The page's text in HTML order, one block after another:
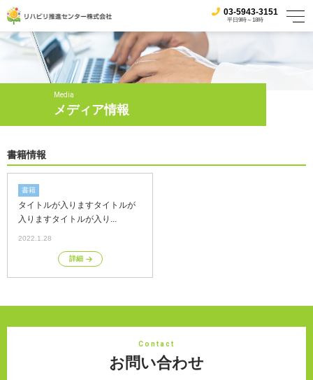
03-5943-3151
平日9時～18時
Media
メディア情報
書籍情報
書籍
タイトルが入りますタイトルが
入りますタイトルが入り...
2022.1.28
詳細
Contact
お問い合わせ